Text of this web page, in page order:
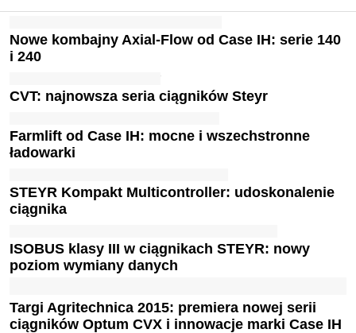
Nowe kombajny Axial-Flow od Case IH: serie 140
i 240
CVT: najnowsza seria ciągników Steyr
Farmlift od Case IH: mocne i wszechstronne
ładowarki
STEYR Kompakt Multicontroller: udoskonalenie
ciągnika
ISOBUS klasy III w ciągnikach STEYR: nowy
poziom wymiany danych
Targi Agritechnica 2015: premiera nowej serii
ciągników Optum CVX i innowacje marki Case IH